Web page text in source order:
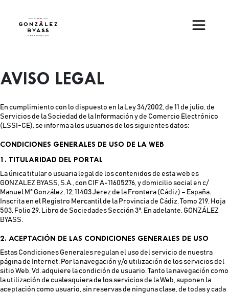
AVISO LEGAL
En cumplimiento con lo dispuesto en la Ley 34/2002, de 11 de julio, de
Servicios de la Sociedad de la Información y de Comercio Electrónico
(LSSI-CE), se informa a los usuarios de los siguientes datos:
CONDICIONES GENERALES DE USO DE LA WEB
1. TITULARIDAD DEL PORTAL
La única titular o usuaria legal de los contenidos de esta web es
GONZALEZ BYASS, S.A., con CIF A-11605276, y domicilio social en c/
Manuel Mª González, 12; 11403 Jerez de la Frontera (Cádiz) – España.
Inscrita en el Registro Mercantil de la Provincia de Cádiz, Tomo 219, Hoja
503, Folio 29, Libro de Sociedades Sección 3ª. En adelante, GONZÁLEZ
BYASS.
2. ACEPTACIÓN DE LAS CONDICIONES GENERALES DE USO
Estas Condiciones Generales regulan el uso del servicio de nuestra
página de Internet. Por la navegación y/o utilización de los servicios del
sitio Web, Vd. adquiere la condición de usuario. Tanto la navegación como
la utilización de cualesquiera de los servicios de la Web, suponen la
aceptación como usuario, sin reservas de ninguna clase, de todas y cada